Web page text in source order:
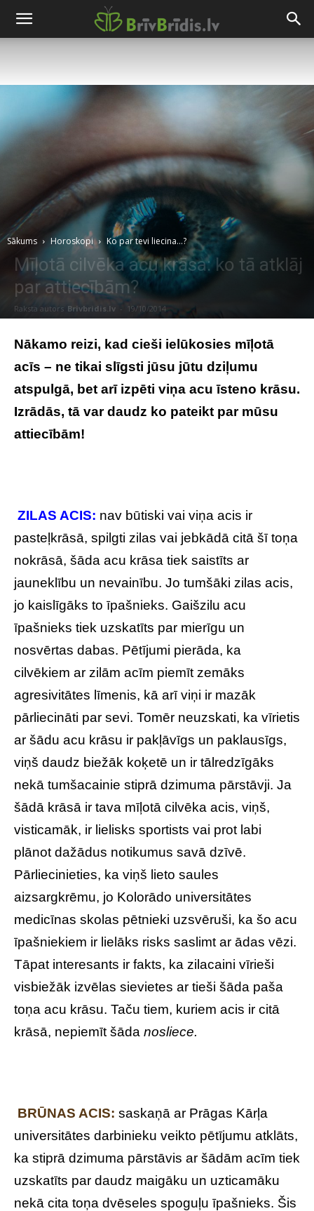
Sākums Horoskopi Ko par tevi liecina...?
Mīļotā cilvēka acu krāsa: ko tā atklāj
par attiecībām?
Raksta autors Brivbridis.lv - 19/10/2014
Nākamo reizi, kad cieši ielūkosies mīļotā
acīs – ne tikai slīgsti jūsu jūtu dziļumu
atspulgā, bet arī izpēti viņa acu īsteno krāsu.
Izrādās, tā var daudz ko pateikt par mūsu
attiecībām!
ZILAS ACIS: nav būtiski vai viņa acis ir
pasteļkrāsā, spilgti zilas vai jebkādā citā šī toņa
nokrāsā, šāda acu krāsa tiek saistīts ar
jauneklību un nevainību. Jo tumšāki zilas acis,
jo kaislīgāks to īpašnieks. Gaišzilu acu
īpašnieks tiek uzskatīts par mierīgu un
nosvērtas dabas. Pētījumi pierāda, ka
cilvēkiem ar zilām acīm piemīt zemāks
agresivitātes līmenis, kā arī viņi ir mazāk
pārliecināti par sevi. Tomēr neuzskati, ka vīrietis
ar šādu acu krāsu ir pakļāvīgs un paklausīgs,
viņš daudz biežāk koķetē un ir tālredzīgāks
nekā tumšacainie stiprā dzimuma pārstāvji. Ja
šādā krāsā ir tava mīļotā cilvēka acis, viņš,
visticamāk, ir lielisks sportists vai prot labi
plānot dažādus notikumus savā dzīvē.
Pārliecinieties, ka viņš lieto saules
aizsargkrēmu, jo Kolorādo universitātes
medicīnas skolas pētnieki uzsvēruši, ka šo acu
īpašniekiem ir lielāks risks saslimt ar ādas vēzi.
Tāpat interesants ir fakts, ka zilacaini vīrieši
visbiežāk izvēlas sievietes ar tieši šāda paša
toņa acu krāsu. Taču tiem, kuriem acis ir citā
krāsā, nepiemīt šāda nosliece.
BRŪNAS ACIS: saskaņā ar Prāgas Kārļa
universitātes darbinieku veikto pētījumu atklāts,
ka stiprā dzimuma pārstāvis ar šādām acīm tiek
uzskatīts par daudz maigāku un uzticamāku
nekā cita toņa dvēseles spoguļu īpašnieks. Šis